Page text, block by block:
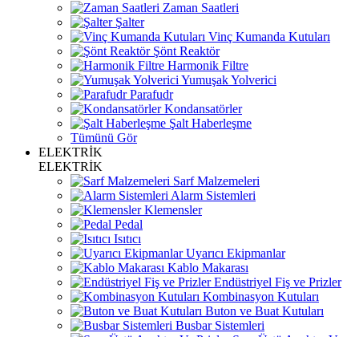
Zaman Saatleri
Şalter
Vinç Kumanda Kutuları
Şönt Reaktör
Harmonik Filtre
Yumuşak Yolverici
Parafudr
Kondansatörler
Şalt Haberleşme
Tümünü Gör
ELEKTRİK
ELEKTRİK
Sarf Malzemeleri
Alarm Sistemleri
Klemensler
Pedal
Isıtıcı
Uyarıcı Ekipmanlar
Kablo Makarası
Endüstriyel Fiş ve Prizler
Kombinasyon Kutuları
Buton ve Buat Kutuları
Busbar Sistemleri